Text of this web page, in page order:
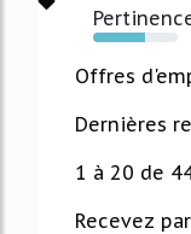
61%
Offres
Dernières
1 à 20 de
Recevez